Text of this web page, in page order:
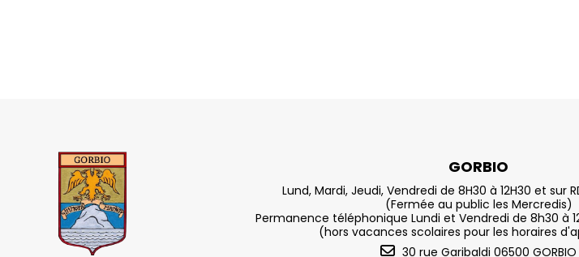
GORBIO
Lund, Mardi, Jeudi, Vendredi de 8H30 à 12H30 et sur
(Fermée au public les Mercredis)
Permanence téléphonique Lundi et Vendredi de 8h30 à
(hors vacances scolaires pour les horaires
30 rue Garibaldi 06500 GORBIO